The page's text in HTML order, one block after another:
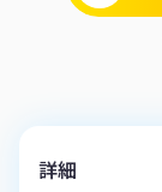
詳細